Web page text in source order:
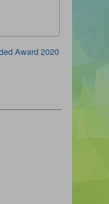
Award 2020